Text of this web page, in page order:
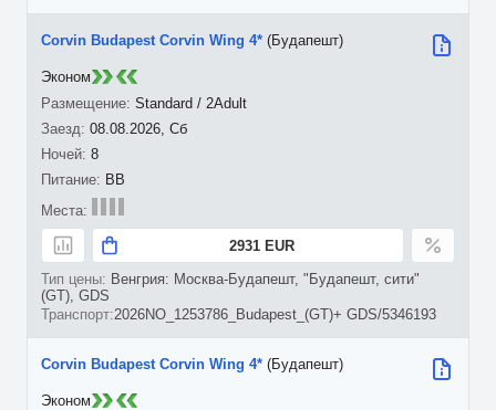
08.08.2026, Сб
8
Corvin Budapest Corvin Wing 4* (Будапешт)
Standard / 2Adult
BB
2931 EUR
Венгрия: Москва-Будапешт, "Будапешт, сити"
(GT), GDS
2026NO_1253786_Budapest_(GT)+ GDS/5346193
Эконом
Corvin Budapest Corvin Wing 4* (Будапешт)
Эконом